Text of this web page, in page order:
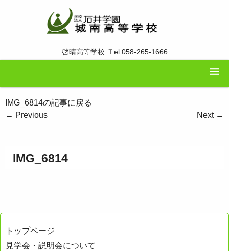
啓晴高等学校 Ｔel:058-265-1666
IMG_6814の記事に戻る
← Previous Next →
IMG_6814
トップページ
見学会・説明会について